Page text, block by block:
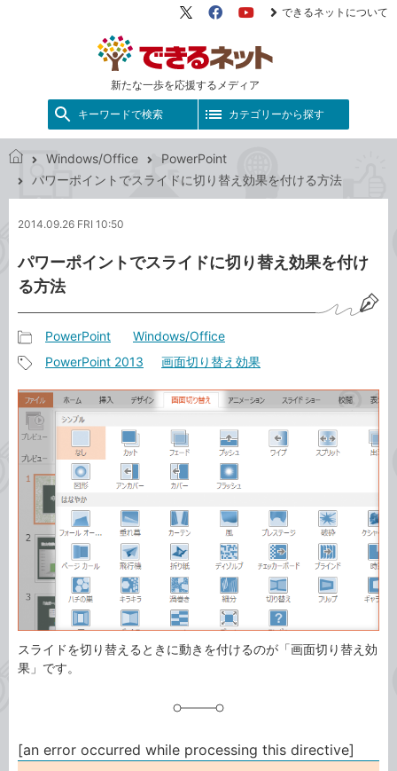
新たな一歩を応援するメディア
X（旧
FacebookYouTube
できるネットについて
キーワードで検索 カテゴリーから探す
ネ
ト
Windows/Office
PowerPoint
パワーポイントでスライドに切り替え効果を付ける方法
2014.09.26 FRI 10:50
パワーポイントでスライドに切り替え効果を付け
る方法
事
カ
テ
ゴ
リ
PowerPoint Windows/Office
事
タ
グ
PowerPoint 2013 画面切り替え効果
スライドを切り替えるときに動きを付けるのが「画面切り替え効
果」です。
[an error occurred while processing this directive]